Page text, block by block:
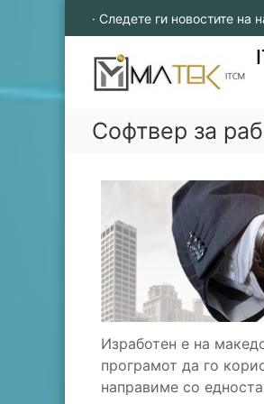
· Следете ги новостите на
Софтвер за
Изработен е на
програмот да го
направиме со